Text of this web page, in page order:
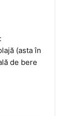
(asta în
de bere